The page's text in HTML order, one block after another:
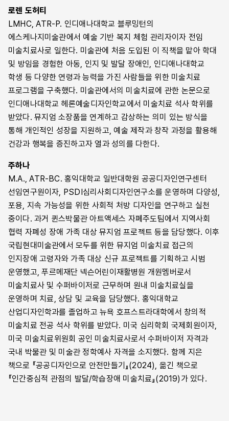
시야를 넓혀 주변의 미술관과 박물관을 찾기를 권유한다.
미술관과 박물관은 그에 호응해야 하는 임무가 있고, 개인의
괴로움을 분산해 약화할 뿐 아니라 유대감을 통해 우리를 단단한
공동체로 만들 수 있으며, 사회에 건강한 변화를 일으킬 힘이
있다.
않고 비정치적인 시민 자선 행위로 자리매김해 왔다.” 앞선 사례를
경험한 우리에게 더 이상 뮤지엄은 비정치적인 공간일 수 없으며,
사람들에게 더 깊은 치유적 경험을 제공하기 위해서는 뮤지엄이
자기의 역사와 권력의 지위를 인정해야 한다.
사라 푸스티, 「예술로 다 함께: 뮤지엄 치료 프로그램의 가능성」,
‘예술적 치유(Artful Healing)’ 프로그램의 코디네이터로서 예술
감상과 작품 제작 활동이 사람들의 치유와 건강에 긍정적 영향을
미치는 것을 바로 곁에서 지켜보았다. 미술관만이 할 수 있는
독특한 방식으로 사람들이 혜택을 누릴 수 있는 가능성이
확인되었다. 그동안 예술 보건 분야 전문가들이 목격해 온 사실은
점차 연구를 통해서 밝혀졌다. 궁극적으로 예술은 힘든 시기에
사람들의 치유를 돕고, 우리를 서로 단단히 연결시켜 줄 수 있다는
것을 의미한다.
앨리스 가필드, 「예술적 치유를 선사하는 뮤지엄: 예술로 관계
맺기」, 198쪽
유색인종 공동체는 역사적으로 정신 건강의 낙인이 찍혔고, 종종
더 큰 트라우마와 억압을 주는 사회 체제 안에서 지내야 했다.
뮤지엄은 집단과 개인이 트라우마에 대한 인식을 바꿀 수 있도록
개인적 서사와 이야기를 재구성하는 역량을 강화해 주는 공간이
된다. 치유는 변화하는 것이며, 시각과 언어의 결합을 통해 통합적
차원에서 진정한 치유가 가능하다.
클로에 헤이워드, 「치료적 환경으로서 뮤지엄: 차별적 경험을
중심으로」, 278쪽
7장 예술로 다 함께: 뮤지엄 치료 프로그램의 가능성
— 뉴욕 어린이미술관 | 사라 푸스티
8장 예술적 치유를 선사하는 뮤지엄: 예술로 관계 맺기
— 보스턴미술관 | 앨리스 가필드
3부 치료적인 뮤지엄 공간과 스튜디오
9장 뮤지엄 안의 사람들: 작품 제작 공간의 상황
— 샌프란시스코 공예디자인박물관 | 레이첼 십스
10장 항상 준비된 테이블: 몬트리올미술관의 아트하이브
— 몬트리올미술관 | 스티븐 레가리
4부 뮤지엄과 사회 정의
11장 치료적 환경으로서 뮤지엄: 차별적 경험을 중심으로
— 뉴욕 할렘스튜디오박물관 | 클로에 헤이워드
12장 치유, 뮤지엄, 장애에 관해 사색하기
— 뉴욕 메트로폴리탄미술관 | 마리 클라팟
5부 뮤지엄 미술치료의 실제적 접근
13장 치료 작업에서 소장품의 역할
— 인디애나대학교 에스케나지미술관 | 로렌 도허티
14장 뮤지엄 미술치료의 실천 전략과 방법
— 로렌 도허티 & 미트라 레이하니 가딤
사람들
도판과 표
찾아보기
로렌 도허티
LMHC, ATR-P. 인디애나대학교 블루밍턴의
에스케나지미술관에서 예술 기반 복지 체험 관리자이자 전임
미술치료사로 일한다. 미술관에 처음 도입된 이 직책을 맡아 학대
및 방임을 경험한 아동, 인지 및 발달 장애인, 인디애나대학교
학생 등 다양한 연령과 능력을 가진 사람들을 위한 미술치료
프로그램을 구축했다. 미술관에서의 미술치료에 관한 논문으로
인디애나대학교 헤론예술디자인학교에서 미술치료 석사 학위를
받았다. 뮤지엄 소장품을 연계하고 감상하는 의미 있는 방식을
통해 개인적인 성장을 지원하고, 예술 제작과 창작 과정을 활용해
건강과 행복을 증진하고자 열과 성의를 다한다.
주하나
M.A., ATR-BC. 홍익대학교 일반대학원 공공디자인연구센터
선임연구원이자, PSDI심리사회디자인연구소를 운영하며 다양성,
포용, 지속 가능성을 위한 사회적 처방 디자인을 연구하고 실천
중이다. 과거 퀸스박물관 아트액세스 자폐주도팀에서 지역사회
협력 자폐성 장애 가족 대상 뮤지엄 프로젝트 등을 담당했다. 이후
국립현대미술관에서 모두를 위한 뮤지엄 미술치료 접근의
인지장애 고령자와 가족 대상 신규 프로젝트를 기획하고 시범
운영했고, 푸르메재단 넥슨어린이재활병원 개원멤버로서
미술치료사 및 수퍼바이저로 근무하며 원내 미술치료실을
운영하며 치료, 상담 및 교육을 담당했다. 홍익대학교
산업디자인학과를 졸업하고 뉴욕 호프스트라대학에서 창의적
미술치료 전공 석사 학위를 받았다. 미국 심리학회 국제회원이자,
미국 미술치료위원회 공인 미술치료사로서 수퍼바이저 자격과
국내 박물관 및 미술관 정학예사 자격을 소지했다. 함께 지은
책으로 『공공디자인으로 안전만들기』(2024), 옮긴 책으로
『인간중심적 관점의 발달/학습장애 미술치료』(2019)가 있다.